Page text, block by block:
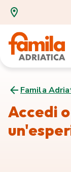
Famila
Accedi